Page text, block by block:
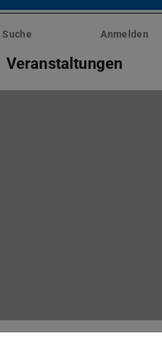
Suche Anmelden
Veranstaltungen